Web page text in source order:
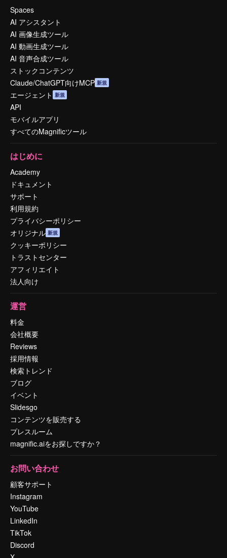
Spaces
AI アシスタント
AI 画像生成ツール
AI 動画生成ツール
AI 音声合成ツール
ストックコンテンツ
Claude/ChatGPT向けMCP 新規
エージェント 新規
API
モバイルアプリ
すべてのMagnificツール
はじめに
Academy
ドキュメント
サポート
利用規約
プライバシーポリシー
オリジナル 新規
クッキーポリシー
トラストセンター
アフィリエイト
法人向け
運営
料金
会社概要
Reviews
採用情報
検索トレンド
ブログ
イベント
Slidesgo
コンテンツを販売する
プレスルーム
magnific.aiをお探しですか？
お問い合わせ
顧客サポート
Instagram
YouTube
LinkedIn
TikTok
Discord